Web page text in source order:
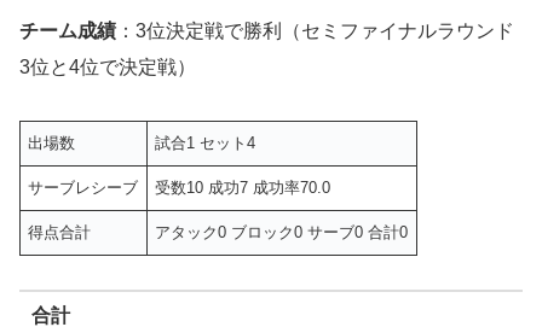
チーム成績 ：3位決定戦で勝利（セミファイナルラウンド
3位と4位で決定戦）
出場数 試合1 セット4
サーブレシーブ 受数10 成功7 成功率70.0
得点合計 アタック0 ブロック0 サーブ0 合計0
合計